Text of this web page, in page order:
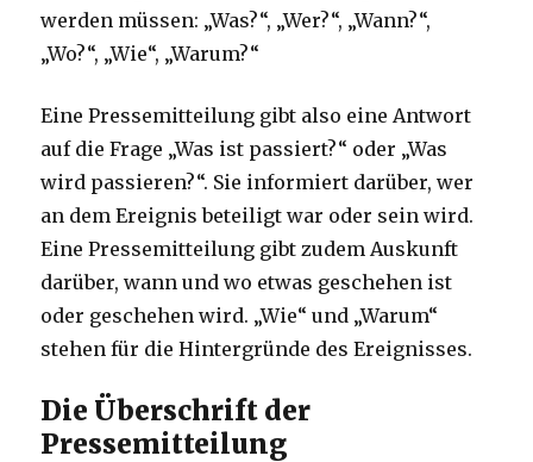
werden müssen: „Was?“, „Wer?“, „Wann?“,
„Wo?“, „Wie“, „Warum?“
Eine Pressemitteilung gibt also eine Antwort
auf die Frage „Was ist passiert?“ oder „Was
wird passieren?“. Sie informiert darüber, wer
an dem Ereignis beteiligt war oder sein wird.
Eine Pressemitteilung gibt zudem Auskunft
darüber, wann und wo etwas geschehen ist
oder geschehen wird. „Wie“ und „Warum“
stehen für die Hintergründe des Ereignisses.
Die Überschrift der
Pressemitteilung